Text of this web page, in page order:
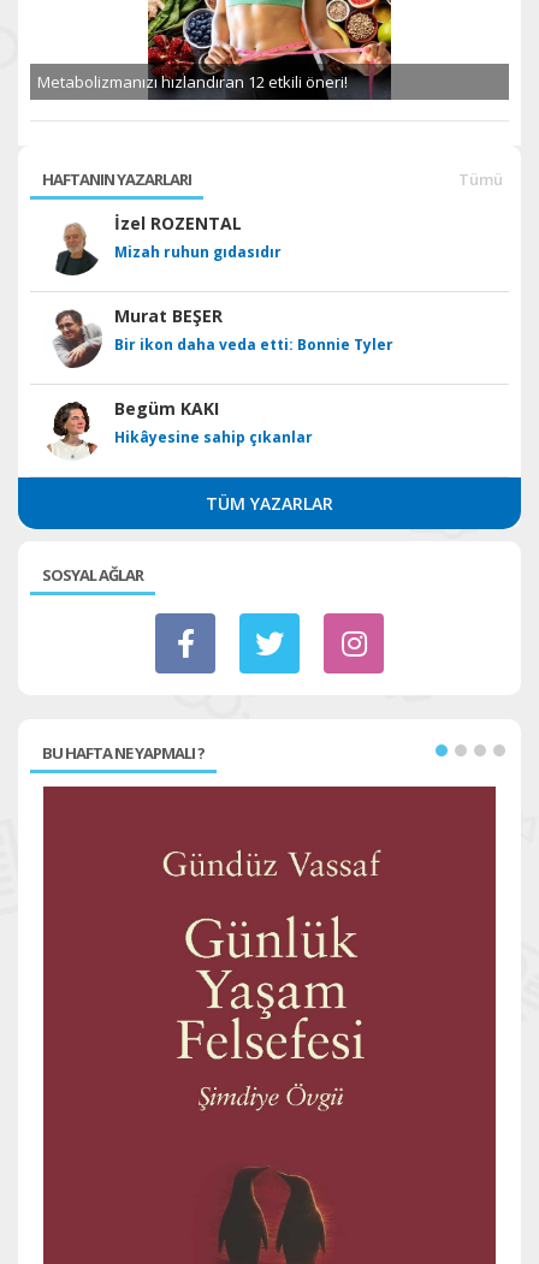
Metabolizmanızı hızlandıran 12 etkili öneri!
HAFTANIN YAZARLARI Tümü
İzel ROZENTAL
Mizah ruhun gıdasıdır
Murat BEŞER
Bir ikon daha veda etti: Bonnie Tyler
Begüm KAKI
Hikâyesine sahip çıkanlar
TÜM YAZARLAR
SOSYAL AĞLAR
BU HAFTA NE YAPMALI ?